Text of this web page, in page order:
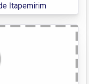
Itapemirim